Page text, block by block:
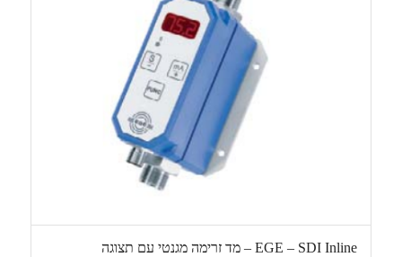
EGE – SDI Inline – מד זרימה מגנטי עם תצוגה